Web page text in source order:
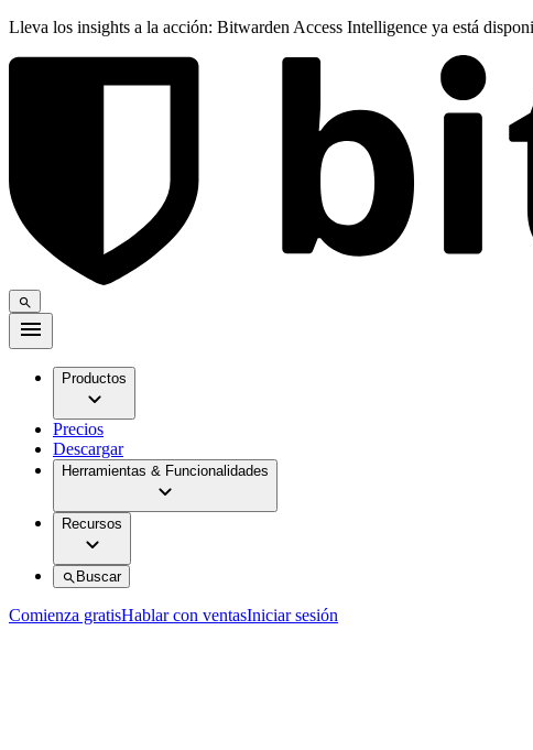
Lleva los insights a la acción: Bitwarden Access Intelligence ya está
Productos
Precios
Descargar
Herramientas & Funcionalidades
Recursos
Buscar
Comienza gratisHablar con ventasIniciar sesión